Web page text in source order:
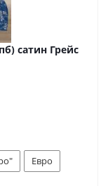
сатин Грейс
Евро